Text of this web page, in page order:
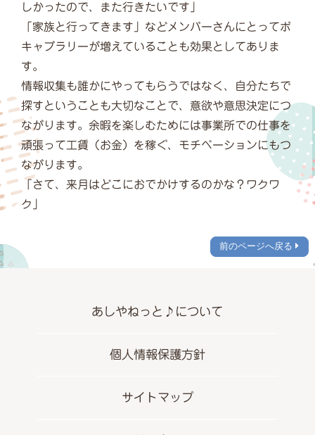
しかったので、また行きたいです」
「家族と行ってきます」などメンバーさんにとってボ
キャブラリーが増えていることも効果としてありま
す。
情報収集も誰かにやってもらうではなく、自分たちで
探すということも大切なことで、意欲や意思決定につ
ながります。余暇を楽しむためには事業所での仕事を
頑張って工賃（お金）を稼ぐ、モチベーションにもつ
ながります。
「さて、来月はどこにおでかけするのかな？ワクワ
ク」
前のページへ戻る
あしやねっと♪について
個人情報保護方針
サイトマップ